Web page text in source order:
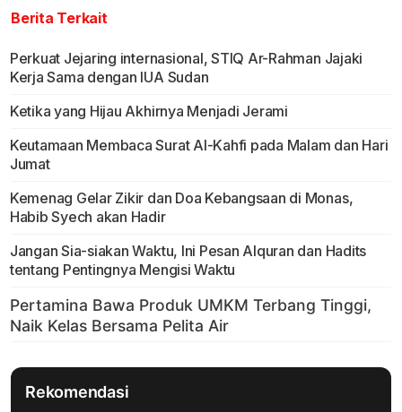
Berita Terkait
Perkuat Jejaring internasional, STIQ Ar-Rahman Jajaki
Kerja Sama dengan IUA Sudan
Ketika yang Hijau Akhirnya Menjadi Jerami
Keutamaan Membaca Surat Al-Kahfi pada Malam dan Hari
Jumat
Kemenag Gelar Zikir dan Doa Kebangsaan di Monas,
Habib Syech akan Hadir
Jangan Sia-siakan Waktu, Ini Pesan Alquran dan Hadits
tentang Pentingnya Mengisi Waktu
Rekomendasi